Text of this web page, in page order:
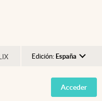
Edición: España
Argentina
España
Acceder